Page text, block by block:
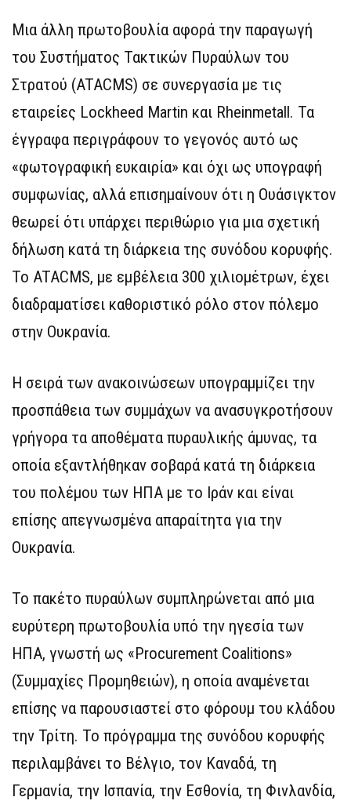
Μια άλλη πρωτοβουλία αφορά την παραγωγή
του Συστήματος Τακτικών Πυραύλων του
Στρατού (ATACMS) σε συνεργασία με τις
εταιρείες Lockheed Martin και Rheinmetall. Τα
έγγραφα περιγράφουν το γεγονός αυτό ως
«φωτογραφική ευκαιρία» και όχι ως υπογραφή
συμφωνίας, αλλά επισημαίνουν ότι η Ουάσιγκτον
θεωρεί ότι υπάρχει περιθώριο για μια σχετική
δήλωση κατά τη διάρκεια της συνόδου κορυφής.
Το ATACMS, με εμβέλεια 300 χιλιομέτρων, έχει
διαδραματίσει καθοριστικό ρόλο στον πόλεμο
στην Ουκρανία.
Η σειρά των ανακοινώσεων υπογραμμίζει την
προσπάθεια των συμμάχων να ανασυγκροτήσουν
γρήγορα τα αποθέματα πυραυλικής άμυνας, τα
οποία εξαντλήθηκαν σοβαρά κατά τη διάρκεια
του πολέμου των ΗΠΑ με το Ιράν και είναι
επίσης απεγνωσμένα απαραίτητα για την
Ουκρανία.
Το πακέτο πυραύλων συμπληρώνεται από μια
ευρύτερη πρωτοβουλία υπό την ηγεσία των
ΗΠΑ, γνωστή ως «Procurement Coalitions»
(Συμμαχίες Προμηθειών), η οποία αναμένεται
επίσης να παρουσιαστεί στο φόρουμ του κλάδου
την Τρίτη. Το πρόγραμμα της συνόδου κορυφής
περιλαμβάνει το Βέλγιο, τον Καναδά, τη
Γερμανία, την Ισπανία, την Εσθονία, τη Φινλανδία,